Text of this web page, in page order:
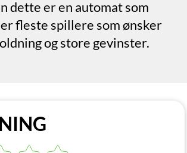
dette er en automat som
fleste spillere som ønsker
og store gevinster.